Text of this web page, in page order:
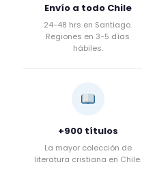
Envío a todo Chile
24-48 hrs en Santiago.
Regiones en 3-5 días
hábiles.
+900 títulos
La mayor colección de
literatura cristiana en Chile.